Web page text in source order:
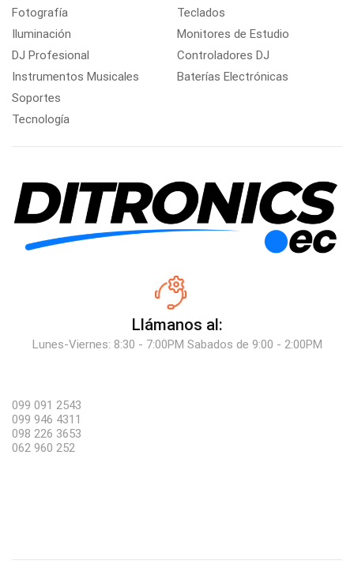
Fotografía
Iluminación
DJ Profesional
Instrumentos Musicales
Soportes
Tecnología
Teclados
Monitores de Estudio
Controladores DJ
Baterías Electrónicas
Llámanos al:
Lunes-Viernes: 8:30 - 7:00PM Sabados de 9:00 - 2:00PM
099 091 2543
099 946 4311
098 226 3653
062 960 252